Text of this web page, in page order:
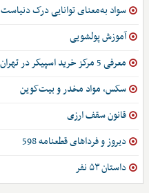
سواد به‌معنای توانایی درک دنیاست
آموزش پولشویی
معرفی 5 مرکز خرید اسپیکر در تهران
سکس، مواد مخدر و بیت‌کوین
قانون سقف ارزی
دیروز و فرداهای قطعنامه 598
داستان ۵۳ نفر